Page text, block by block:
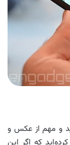
و مهم از عکس و